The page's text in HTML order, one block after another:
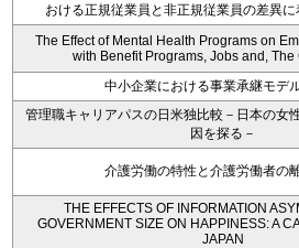
おける正規従業員と非正規従業員の差異
The Effect of Mental Health Programs on
with Benefit Programs, Jobs and, The
中小企業における事業承継モデ
管理職キャリアパスの日米独比較－日本の女
因を探る－
介護労働の特性と介護労働者の
THE EFFECTS OF INFORMATION
GOVERNMENT SIZE ON HAPPINESS: A
JAPAN